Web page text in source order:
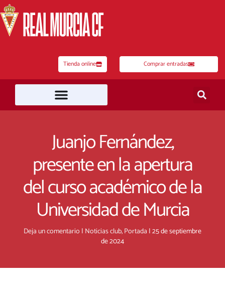
al
contenido
Tienda online Comprar entradas
Juanjo Fernández,
presente en la apertura
del curso académico de la
Universidad de Murcia
Deja un comentario | Noticias club,Portada |25 de septiembre
de 2024